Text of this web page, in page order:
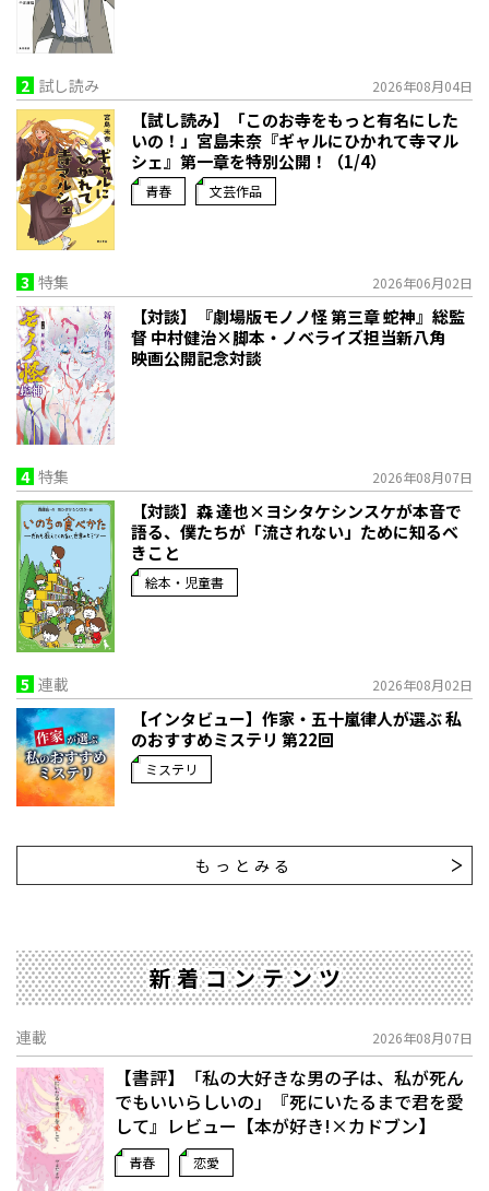
2 試し読み 2026年08月04日
【試し読み】「このお寺をもっと有名にした
いの！」宮島未奈『ギャルにひかれて寺マル
シェ』第一章を特別公開！（1/4）
青春 文芸作品
3 特集 2026年06月02日
【対談】『劇場版モノノ怪 第三章 蛇神』総監
督 中村健治×脚本・ノベライズ担当新八角
映画公開記念対談
4 特集 2026年08月07日
【対談】森 達也×ヨシタケシンスケが本音で
語る、僕たちが「流されない」ために知るべ
きこと
絵本・児童書
5 連載 2026年08月02日
【インタビュー】作家・五十嵐律人が選ぶ 私
のおすすめミステリ 第22回
ミステリ
もっとみる
新着コンテンツ
連載 2026年08月07日
【書評】「私の大好きな男の子は、私が死ん
でもいいらしいの」――『死にいたるまで君を愛
して』レビュー【本が好き!×カドブン】
青春 恋愛